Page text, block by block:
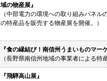
域の物産展』
（中部電力の環境への取り組みパネ
の特産品を販売する物産展を開催。）
『食の縁結び！南信州うまいものマー
（長野県南信州地域の事業者による特
『飛騨高山展』